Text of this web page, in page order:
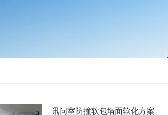
讯问室防撞软包墙面软化方案